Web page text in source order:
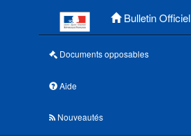
Bulletin Officiel
Documents opposables
Aide
Nouveautés